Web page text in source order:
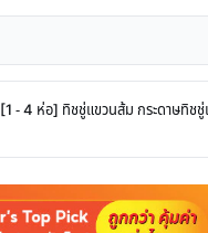
[1 - 4 ห่อ] ทิชชู่แขวนส้ม กระดาษทิช